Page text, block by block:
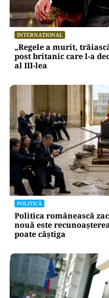
INTERNAȚIONAL
„Regele a murit,
post britanic care l-a
al III-lea
POLITICĂ
Politica românească
nouă este
poate câștiga